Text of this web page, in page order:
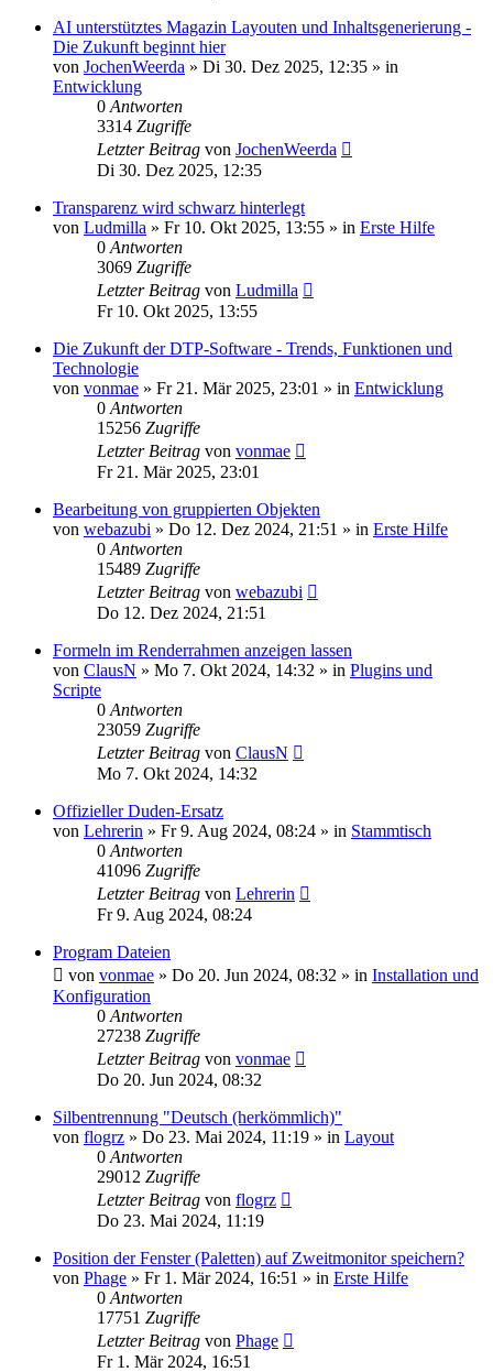
AI unterstütztes Magazin Layouten und Inhaltsgenerierung -
Die Zukunft beginnt hier
von JochenWeerda » Di 30. Dez 2025, 12:35 » in
Entwicklung
0 Antworten
3314 Zugriffe
Letzter Beitrag von JochenWeerda
Di 30. Dez 2025, 12:35
Transparenz wird schwarz hinterlegt
von Ludmilla » Fr 10. Okt 2025, 13:55 » in Erste Hilfe
0 Antworten
3069 Zugriffe
Letzter Beitrag von Ludmilla
Fr 10. Okt 2025, 13:55
Die Zukunft der DTP-Software - Trends, Funktionen und
Technologie
von vonmae » Fr 21. Mär 2025, 23:01 » in Entwicklung
0 Antworten
15256 Zugriffe
Letzter Beitrag von vonmae
Fr 21. Mär 2025, 23:01
Bearbeitung von gruppierten Objekten
von webazubi » Do 12. Dez 2024, 21:51 » in Erste Hilfe
0 Antworten
15489 Zugriffe
Letzter Beitrag von webazubi
Do 12. Dez 2024, 21:51
Formeln im Renderrahmen anzeigen lassen
von ClausN » Mo 7. Okt 2024, 14:32 » in Plugins und
Scripte
0 Antworten
23059 Zugriffe
Letzter Beitrag von ClausN
Mo 7. Okt 2024, 14:32
Offizieller Duden-Ersatz
von Lehrerin » Fr 9. Aug 2024, 08:24 » in Stammtisch
0 Antworten
41096 Zugriffe
Letzter Beitrag von Lehrerin
Fr 9. Aug 2024, 08:24
Program Dateien
von vonmae » Do 20. Jun 2024, 08:32 » in Installation und
Konfiguration
0 Antworten
27238 Zugriffe
Letzter Beitrag von vonmae
Do 20. Jun 2024, 08:32
Silbentrennung "Deutsch (herkömmlich)"
von flogrz » Do 23. Mai 2024, 11:19 » in Layout
0 Antworten
29012 Zugriffe
Letzter Beitrag von flogrz
Do 23. Mai 2024, 11:19
Position der Fenster (Paletten) auf Zweitmonitor speichern?
von Phage » Fr 1. Mär 2024, 16:51 » in Erste Hilfe
0 Antworten
17751 Zugriffe
Letzter Beitrag von Phage
Fr 1. Mär 2024, 16:51